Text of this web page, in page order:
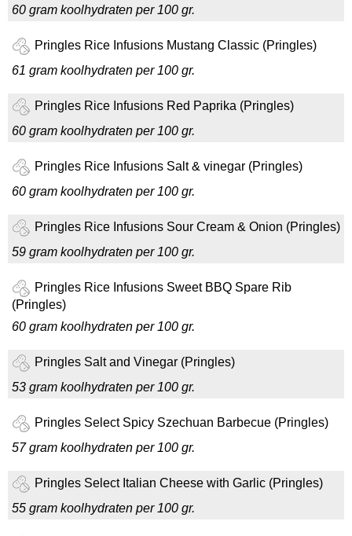
60 gram koolhydraten per 100 gr.
Pringles Rice Infusions Mustang Classic (Pringles)
61 gram koolhydraten per 100 gr.
Pringles Rice Infusions Red Paprika (Pringles)
60 gram koolhydraten per 100 gr.
Pringles Rice Infusions Salt & vinegar (Pringles)
60 gram koolhydraten per 100 gr.
Pringles Rice Infusions Sour Cream & Onion (Pringles)
59 gram koolhydraten per 100 gr.
Pringles Rice Infusions Sweet BBQ Spare Rib
(Pringles)
60 gram koolhydraten per 100 gr.
Pringles Salt and Vinegar (Pringles)
53 gram koolhydraten per 100 gr.
Pringles Select Spicy Szechuan Barbecue (Pringles)
57 gram koolhydraten per 100 gr.
Pringles Select Italian Cheese with Garlic (Pringles)
55 gram koolhydraten per 100 gr.